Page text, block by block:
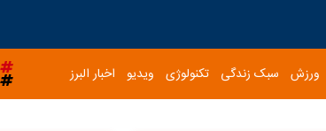
ورزش سبک زندگی تکنولوژی ویدیو اخبار البرز